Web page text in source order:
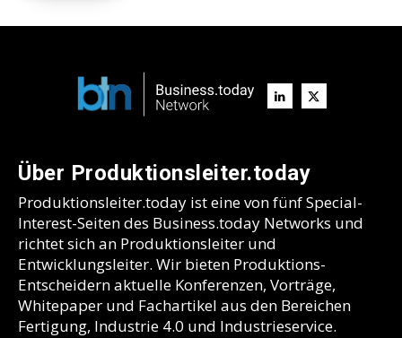
Über Produktionsleiter.today
Produktionsleiter.today ist eine von fünf Special-
Interest-Seiten des Business.today Networks und
richtet sich an Produktionsleiter und
Entwicklungsleiter. Wir bieten Produktions-
Entscheidern aktuelle Konferenzen, Vorträge,
Whitepaper und Fachartikel aus den Bereichen
Fertigung, Industrie 4.0 und Industrieservice.